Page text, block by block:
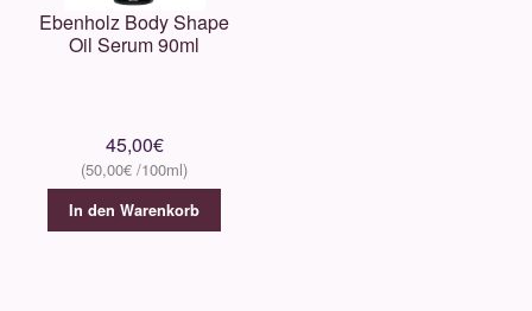
Ebenholz Body Shape
Oil Serum 90ml
45,00€
50,00€
In den Warenkorb